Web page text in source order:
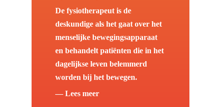
De fysiotherapeut is de
deskundige als het gaat over het
menselijke bewegingsapparaat
en behandelt patiënten die in het
dagelijkse leven belemmerd
worden bij het bewegen.
— Lees meer